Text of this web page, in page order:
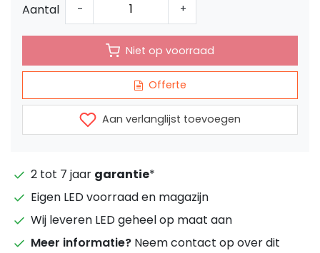
Aantal - +
Niet op voorraad
Offerte
Aan verlanglijst toevoegen
2 tot 7 jaar garantie*
Eigen LED voorraad en magazijn
Wij leveren LED geheel op maat aan
Meer informatie? Neem contact op over dit